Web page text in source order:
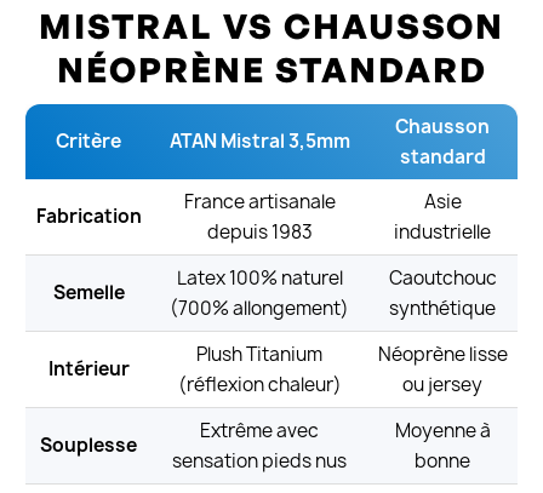
MISTRAL VS CHAUSSON
NÉOPRÈNE STANDARD
Critère ATAN Mistral 3,5mm
Chausson
standard
Fabrication
France artisanale
depuis 1983
Asie
industrielle
Semelle
Latex 100% naturel
(700% allongement)
Caoutchouc
synthétique
Intérieur
Plush Titanium
(réflexion chaleur)
Néoprène lisse
ou jersey
Souplesse
Extrême avec
sensation pieds nus
Moyenne à
bonne